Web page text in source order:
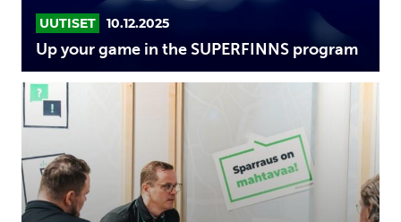
UUTISET 10.12.2025
Up your game in the SUPERFINNS program
Mitä
on
business-
sparraus
ja
miten